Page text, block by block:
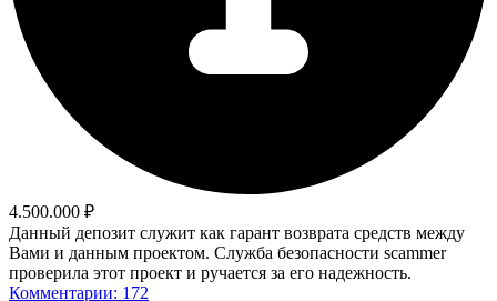
4.500.000 ₽
Данный депозит служит как гарант возврата средств между
Вами и данным проектом. Служба безопасности scammer
проверила этот проект и ручается за его надежность.
Комментарии: 172